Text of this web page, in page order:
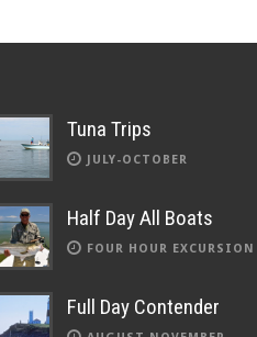
Tuna Trips
JULY-OCTOBER
Half Day All Boats
FOUR HOUR EXCURSION
Full Day Contender